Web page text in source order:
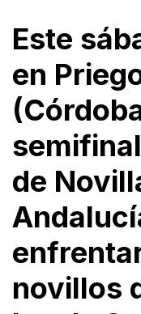
Este
en
de
novillos